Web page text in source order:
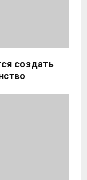
создать